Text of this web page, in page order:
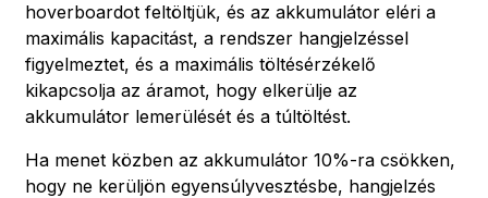
hoverboardot feltöltjük, és az akkumulátor eléri a
maximális kapacitást, a rendszer hangjelzéssel
figyelmeztet, és a maximális töltésérzékelő
kikapcsolja az áramot, hogy elkerülje az
akkumulátor lemerülését és a túltöltést.
Ha menet közben az akkumulátor 10%-ra csökken,
hogy ne kerüljön egyensúlyvesztésbe, hangjelzés